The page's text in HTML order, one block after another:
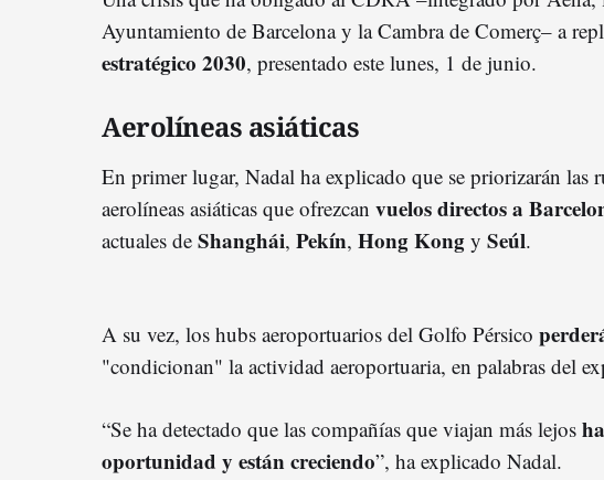
Ayuntamiento de Barcelona y la Cambra de Comerç– a
estratégico 2030, presentado este lunes, 1 de junio.
Aerolíneas asiáticas
En primer lugar, Nadal ha explicado que se priorizarán las
aerolíneas asiáticas que ofrezcan vuelos directos a
actuales de Shanghái, Pekín, HongKong y Seúl.
A su vez, los hubs aeroportuarios del Golfo Pérsico
"condicionan" la actividad aeroportuaria, en palabras del
“Se ha detectado que las compañías que viajan más lejos
oportunidad y están creciendo”, ha explicado Nadal.